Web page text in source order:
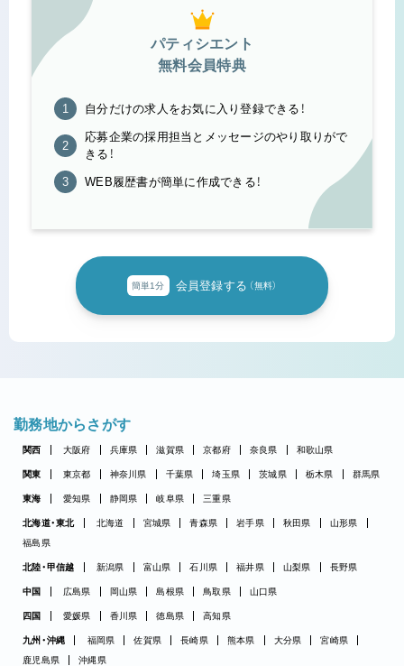
パティシエント
無料会員特典
自分だけの求人をお気に入り登録できる！
応募企業の採用担当とメッセージのやり取りがで
きる！
WEB履歴書が簡単に作成できる！
簡単1分 会員登録する （無料）
勤務地からさがす
関西 大阪府 兵庫県 滋賀県 京都府 奈良県 和歌山県
関東 東京都 神奈川県 千葉県 埼玉県 茨城県 栃木県 群馬県
東海 愛知県 静岡県 岐阜県 三重県
北海道・東北 北海道 宮城県 青森県 岩手県 秋田県
山形県
福島県
北陸・甲信越 新潟県 富山県 石川県 福井県 山梨県 長野県
中国 広島県 岡山県 島根県 鳥取県 山口県
四国 愛媛県 香川県 徳島県 高知県
九州・沖縄 福岡県 佐賀県 長崎県 熊本県 大分県
宮崎県
鹿児島県
沖縄県